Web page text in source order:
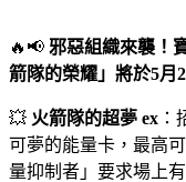
🔥📢 邪惡組織來襲！
箭隊的榮耀」將於5月
💥 火箭隊的超夢 ex ：
可夢的能量卡，最高
量抑制者」要求場上